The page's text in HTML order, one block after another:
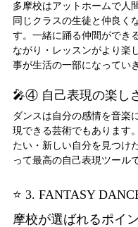
多摩校はアットホームで人
同じクラスの生徒と仲良く
す。一緒に踊る仲間ができ
ながり・レッスンがより楽
事が生活の一部になってい
🎤④ 自己表現の楽し
ダンスは自分の感情を音楽
現できる芸術でもあります
たい・新しい自分を見つけ
って最高の自己表現ツール
⭐ 3. FANTASY
摩校が選ばれるポイ